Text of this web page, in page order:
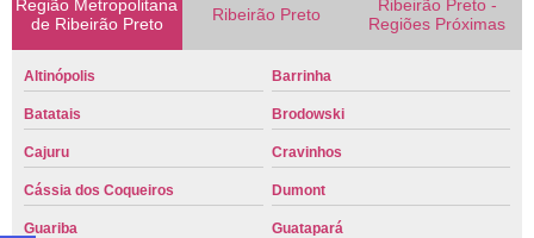
Região Metropolitana
de Ribeirão Preto
Ribeirão Preto
Ribeirão Preto -
Regiões Próximas
Altinópolis Barrinha
Batatais Brodowski
Cajuru Cravinhos
Cássia dos Coqueiros Dumont
Guariba Guatapará